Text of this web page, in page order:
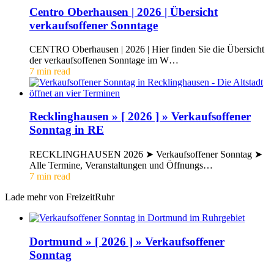
Centro Oberhausen | 2026 | Übersicht
verkaufsoffener Sonntage
CENTRO Oberhausen | 2026 | Hier finden Sie die Übersicht
der verkaufsoffenen Sonntage im W…
7 min read
Recklinghausen » [ 2026 ] » Verkaufsoffener
Sonntag in RE
RECKLINGHAUSEN 2026 ➤ Verkaufsoffener Sonntag ➤
Alle Termine, Veranstaltungen und Öffnungs…
7 min read
Lade mehr von FreizeitRuhr
Dortmund » [ 2026 ] » Verkaufsoffener
Sonntag